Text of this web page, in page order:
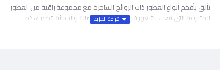
تألق بأفخم أنواع العطور ذات الروائح الساحرة مع مجموعة راقية من العطور
المتنوعة التي تبعث بشعور فريد يمزج بين الأصالة والحداثة. تضم هذه
المجموعة تشكيلة من الروائح لتختار ما يعبر عنك بحرية، استنشق سحر رائحة